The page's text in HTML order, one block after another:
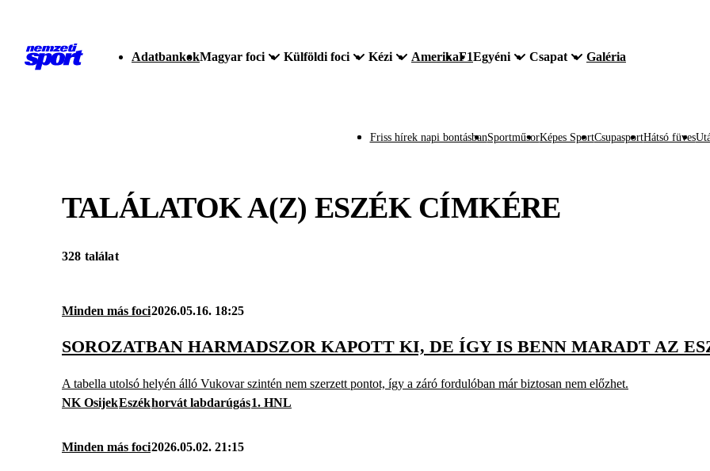
AdatbankokMagyar foci Külföldi foci Kézi AmerikaF1Egyéni Csapat Galéria
Friss hírek napi bontásbanSportműsorKépes SportCsupasportHátsó füves
TALÁLATOK A(Z) ESZÉKCÍMKÉRE
328 találat
Minden más foci2026.05.16. 18:25
SOROZATBAN HARMADSZOR KAPOTT KI, DE ÍGY IS BENN MARADT AZ
A tabella utolsó helyén álló Vukovar szintén nem szerzett pontot, így a záró fordulóban már biztosan nem előzhet.
NK OsijekEszékhorvát labdarúgás1. HNL
Minden más foci2026.05.02. 21:15